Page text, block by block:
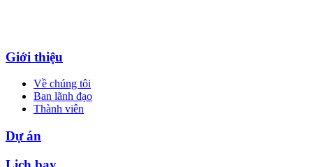
Giới thiệu
Về chúng tôi
Ban lãnh đạo
Thành viên
Dự án